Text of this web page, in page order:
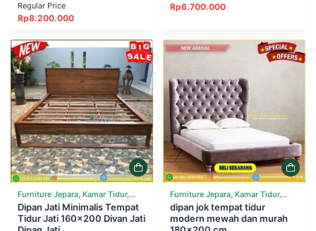
Regular Price
Rp8.200.000
Rp6.700.000
Furniture Jepara, Kamar Tidur,
Tempat Tidur
Dipan Jati Minimalis Tempat
Tidur Jati 160×200 Divan Jati
Furniture Jepara, Kamar Tidur,
Tempat Tidur
dipan jok tempat tidur
modern mewah dan murah